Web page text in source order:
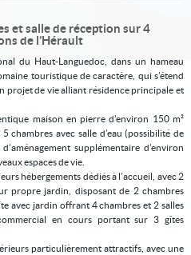
et salle de réception sur 4
de l’Hérault
du Haut-Languedoc, dans un hameau
touristique de caractère, qui s’étend
projet de vie alliant résidence principale et
maison en pierre d’environ 150 m²
chambres avec salle d’eau (possibilité de
supplémentaire d’environ
espaces de vie.
hébergements dédiés à l’accueil, avec 2
propre jardin, disposant de 2 chambres
avec jardin offrant 4 chambres et 2 salles
en cours portant sur 3 gîtes
particulièrement attractifs, avec une